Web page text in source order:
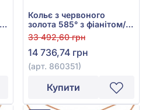
Кольє з червоного
золота 585° з фіанітом/
куб.цирконієм, арт.
860351
33 492,60 грн
14 736,74 грн
(арт. 860351)
Купити